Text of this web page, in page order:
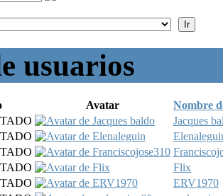
usuarios
Avatar
Nombre
Jacques
Flix
ERV1970